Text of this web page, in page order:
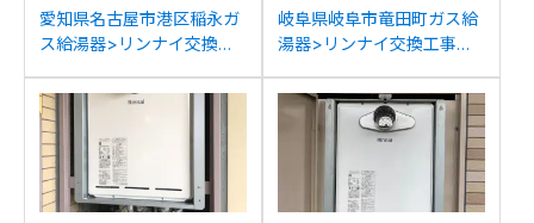
愛知県名古屋市港区稲永ガ
ス給湯器>リンナイ交換工
V2000SATからリンナイ
RUF-A2005SAT(C)への交
換
岐阜県岐阜市竜田町ガス給
湯器>リンナイ交換工事施
V2001SATからリンナイ
RUF-A2005SAT(C)への交